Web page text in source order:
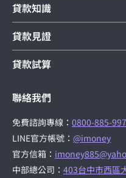
貸款知識
貸款見證
貸款試算
聯絡我們
免費諮詢專線： 0800-885-997
LINE官方帳號： @imoney
官方信箱：
中部總公司： 403台中市西區